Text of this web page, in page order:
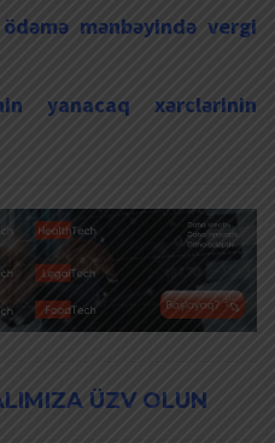
mənbəyində vergi
yanacaq xərclərinin
ÜZV OLUN